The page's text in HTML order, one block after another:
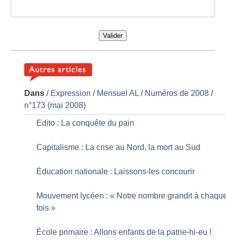
Valider
Dans / Expression / Mensuel AL / Numéros de 2008 /
n°173 (mai 2008)
Edito : La conquête du pain
Capitalisme : La crise au Nord, la mort au Sud
Éducation nationale : Laissons-les concourir
Mouvement lycéen : « Notre nombre grandit à
fois »
École primaire : Allons enfants de la patrie-hi-eu !